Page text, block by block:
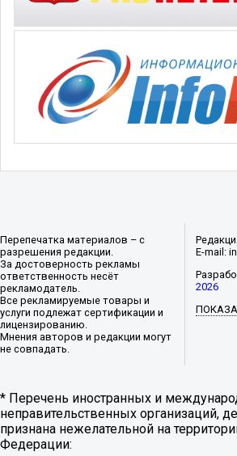
Перепечатка материалов – с
разрешения редакции.
За достоверность рекламы
ответственность несёт
рекламодатель.
Все рекламируемые товары и
услуги подлежат сертификации и
лицензированию.
Мнения авторов и редакции могут
не совпадать.
E-mail:
2026
* Перечень иностранных и
неправительственных организаций,
признана нежелательной на
Федерации: